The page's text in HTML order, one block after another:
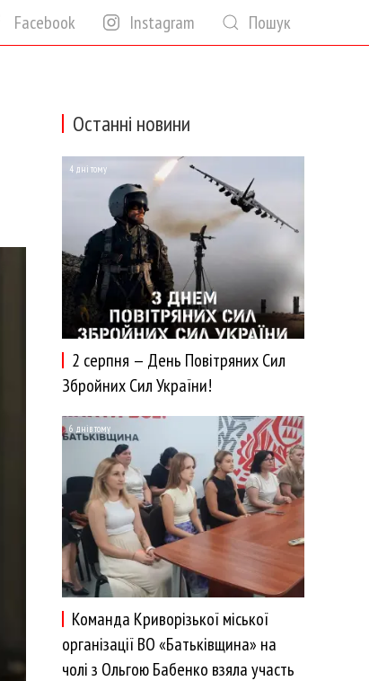
Facebook Instagram Пошук
Останні новини
4 дні тому
2 серпня — День Повітряних Сил
Збройних Сил України!
6 днів тому
Команда Криворізької міської
організації ВО «Батьківщина» на
чолі з Ольгою Бабенко взяла участь